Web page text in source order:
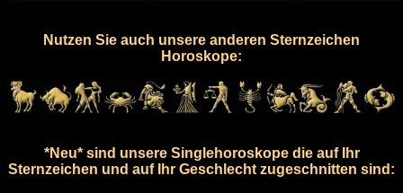
Nutzen Sie auch unsere anderen Sternzeichen
Horoskope:
*Neu* sind unsere Singlehoroskope die auf Ihr
Sternzeichen und auf Ihr Geschlecht zugeschnitten sind: